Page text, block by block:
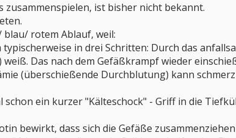
zusammenspielen, ist bisher nicht bekannt.
rotem Ablauf, weil:
in drei Schritten: Durch das
weiß. Das nach dem Gefäßkrampf wieder
(überschießende Durchblutung) kann
schon ein kurzer "Kälteschock" - Griff in die
bewirkt, dass sich die Gefäße